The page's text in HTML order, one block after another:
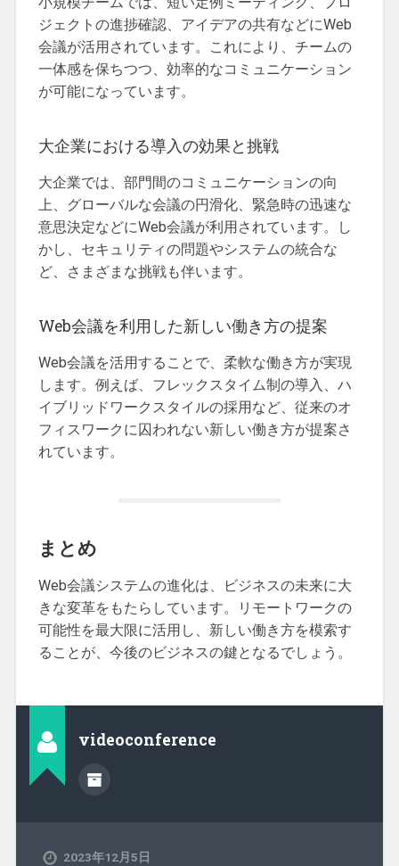
ジェクトの進捗確認、アイデアの共有などにWeb
会議が活用されています。これにより、チームの
一体感を保ちつつ、効率的なコミュニケーション
が可能になっています。
大企業における導入の効果と挑戦
大企業では、部門間のコミュニケーションの向
上、グローバルな会議の円滑化、緊急時の迅速な
意思決定などにWeb会議が利用されています。し
かし、セキュリティの問題やシステムの統合な
ど、さまざまな挑戦も伴います。
Web会議を利用した新しい働き方の提案
Web会議を活用することで、柔軟な働き方が実現
します。例えば、フレックスタイム制の導入、ハ
イブリッドワークスタイルの採用など、従来のオ
フィスワークに囚われない新しい働き方が提案さ
れています。
まとめ
Web会議システムの進化は、ビジネスの未来に大
きな変革をもたらしています。リモートワークの
可能性を最大限に活用し、新しい働き方を模索す
ることが、今後のビジネスの鍵となるでしょう。
videoconference
2023年12月5日